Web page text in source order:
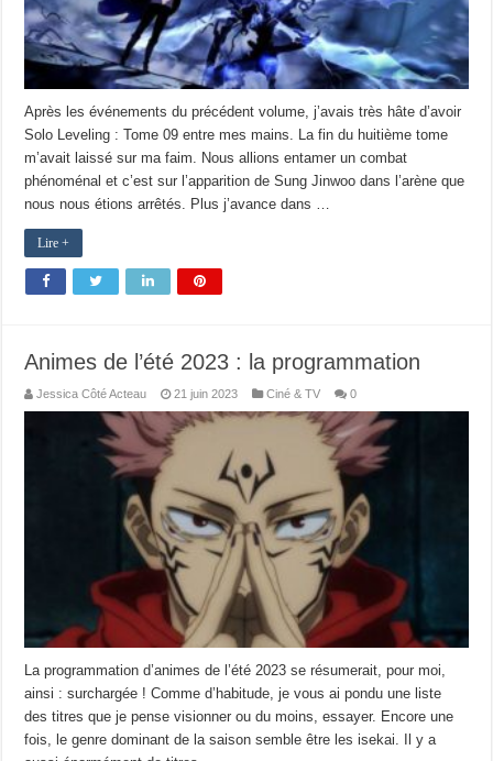
Après les événements du précédent volume, j’avais très hâte d’avoir
Solo Leveling : Tome 09 entre mes mains. La fin du huitième tome
m’avait laissé sur ma faim. Nous allions entamer un combat
phénoménal et c’est sur l’apparition de Sung Jinwoo dans l’arène que
nous nous étions arrêtés. Plus j’avance dans …
Lire +
Animes de l’été 2023 : la programmation
Jessica Côté Acteau 21 juin 2023 Ciné & TV 0
La programmation d’animes de l’été 2023 se résumerait, pour moi,
ainsi : surchargée ! Comme d’habitude, je vous ai pondu une liste
des titres que je pense visionner ou du moins, essayer. Encore une
fois, le genre dominant de la saison semble être les isekai. Il y a